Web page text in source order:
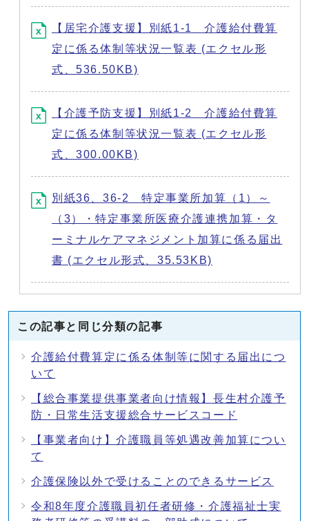
【居宅介護支援】別紙1-1 介護給付費算
定に係る体制等状況一覧表 (エクセル形
式、536.50KB)
【介護予防支援】別紙1-2 介護給付費算
定に係る体制等状況一覧表 (エクセル形
式、300.00KB)
別紙36、36-2 特定事業所加算（1）～
（3）・特定事業所医療介護連携加算・タ
ーミナルケアマネジメント加算に係る届出
書 (エクセル形式、35.53KB)
この記事と同じ分類の記事
介護給付費算定に係る体制等に関する届出につ
いて
【総合事業提供事業者向け情報】長生村介護予
防・日常生活支援総合サービスコード
【事業者向け】介護職員等処遇改善加算につい
て
介護保険以外で受けることのできるサービス
令和8年度介護職員初任者研修・介護福祉士実